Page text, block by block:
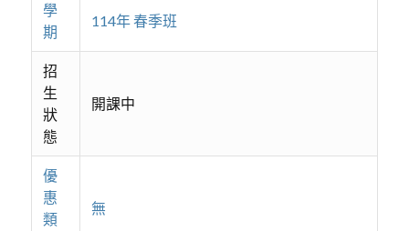
學
期
114年 春季班
招
生
狀
態
開課中
優
惠
類
無